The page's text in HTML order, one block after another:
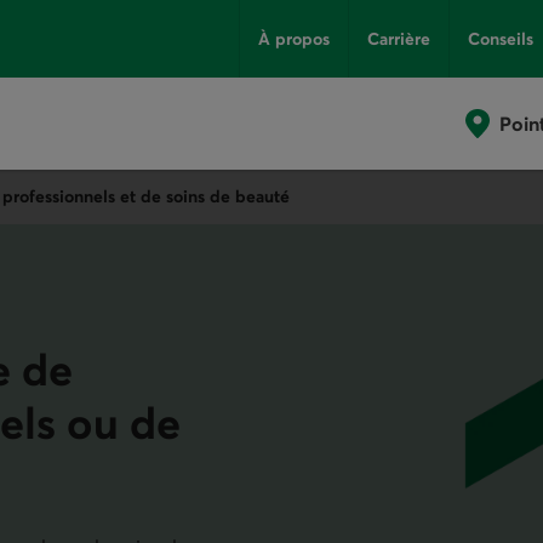
À propos Carrière Conseils
et de soins de beauté
de
ou de